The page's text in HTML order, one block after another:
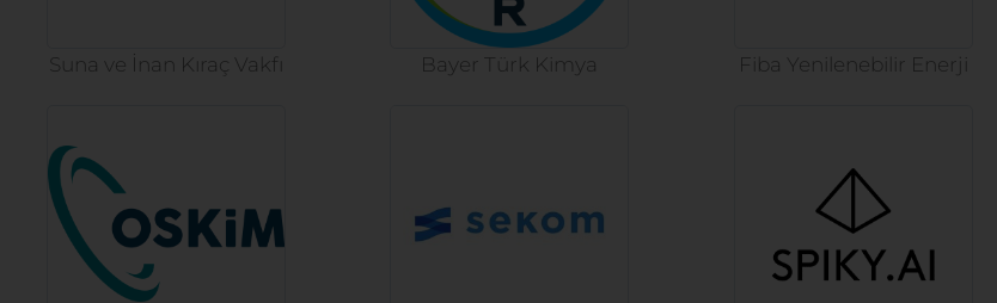
Suna ve İnan Kıraç Vakfı Bayer Türk Kimya Fiba Yenilenebilir Enerji